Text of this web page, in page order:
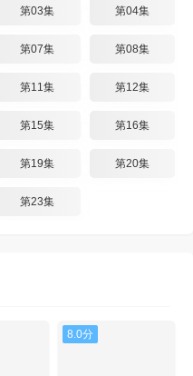
第03集 第04集
第07集 第08集
第11集 第12集
第15集 第16集
第19集 第20集
第23集
8.0分